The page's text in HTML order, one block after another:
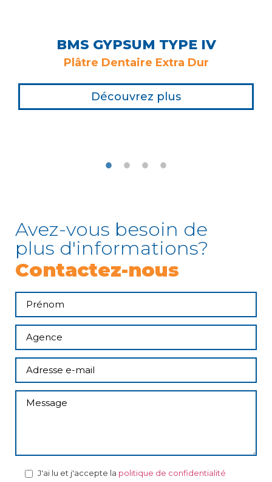
BMS GYPSUM TYPE IV
Plâtre Dentaire Extra Dur
Découvrez plus
Avez-vous besoin de
plus d'informations?
Contactez-nous
J'ai lu et j'accepte la politique de confidentialité